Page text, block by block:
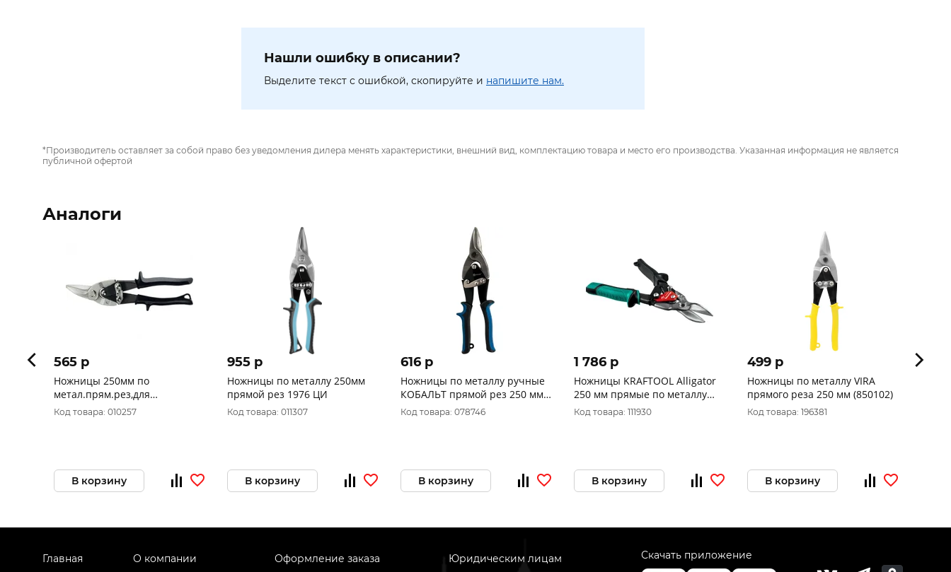
Нашли ошибку в описании?
Выделите текст с ошибкой, скопируйте и напишите нам.
*Производитель оставляет за собой право без уведомления дилера менять характеристики, внешний вид, комплектацию товара и место его производства. Указанная информация не является
публичной офертой
Аналоги
565 p
Ножницы 250мм по
метал.прям.рез,для
тонк.мет.,обрезин.ручки
Код товара: 010257
В корзину
955 p
Ножницы по металлу 250мм
прямой рез 1976 ЦИ
Код товара: 011307
В корзину
616 p
Ножницы по металлу ручные
КОБАЛЬТ прямой рез 250 мм,
CR-V (1 шт.) блистер 647-475
Код товара: 078746
В корзину
1 786 p
Ножницы KRAFTOOL Alligator
250 мм прямые по металлу
(2328-S)
Код товара: 111930
В корзину
499 p
Ножницы по металлу VIRA
прямого реза 250 мм (850102)
Код товара: 196381
В корзину
1
Главная О компании Оформление заказа Юридическим лицам Скачать приложение